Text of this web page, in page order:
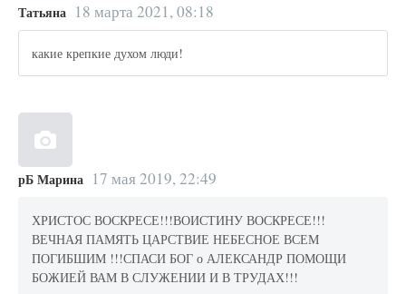
Татьяна 18 марта 2021, 08:18
какие крепкие духом люди!
рБ Марина 17 мая 2019, 22:49
ХРИСТОС ВОСКРЕСЕ!!!ВОИСТИНУ ВОСКРЕСЕ!!!
ВЕЧНАЯ ПАМЯТЬ ЦАРСТВИЕ НЕБЕСНОЕ ВСЕМ
ПОГИБШИМ !!!СПАСИ БОГ о АЛЕКСАНДР ПОМОЩИ
БОЖИЕЙ ВАМ В СЛУЖЕНИИ И В ТРУДАХ!!!